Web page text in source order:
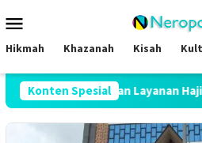
ke
kontenMobile
Hikmah Khazanah Kisah
Konten Spesial
Peningkatan Layanan Haji